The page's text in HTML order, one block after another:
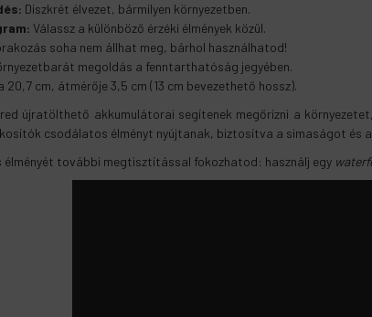
Diszkrét élvezet, bármilyen környezetben.
Válassz a különböző érzéki élmények közül.
soha nem állhat meg, bárhol használhatod!
megoldás a fenntarthatóság jegyében.
20,7 cm, átmérője 3,5 cm (13 cm bevezethető hossz).
újratölthető akkumulátorai segítenek megőrizni a
csodálatos élményt nyújtanak, biztosítva a simaságot és
élményét további megtisztítással fokozhatod: használj egy